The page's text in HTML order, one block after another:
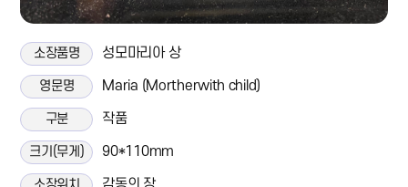
소장품명 성모마리아 상
영문명 Maria (Mortherwith child)
구분 작품
크기(무게) 90*110mm